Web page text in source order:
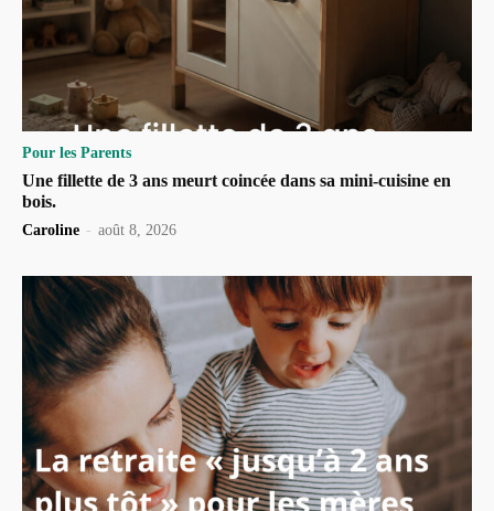
Pour les Parents
Une fillette de 3 ans meurt coincée dans sa mini-cuisine en
bois.
Caroline - août 8, 2026